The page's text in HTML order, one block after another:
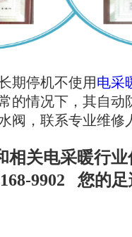
期停机不使用电采
的情况下，其自
，联系专业维修
关电采暖行
9902 您的